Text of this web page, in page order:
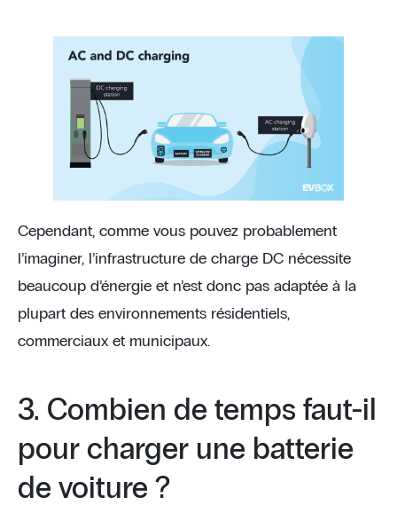
Cependant, comme vous pouvez probablement
l’imaginer, l’infrastructure de charge DC nécessite
beaucoup d’énergie et n’est donc pas adaptée à la
plupart des environnements résidentiels,
commerciaux et municipaux.
3. Combien de temps faut-il
pour charger une batterie
de voiture ?